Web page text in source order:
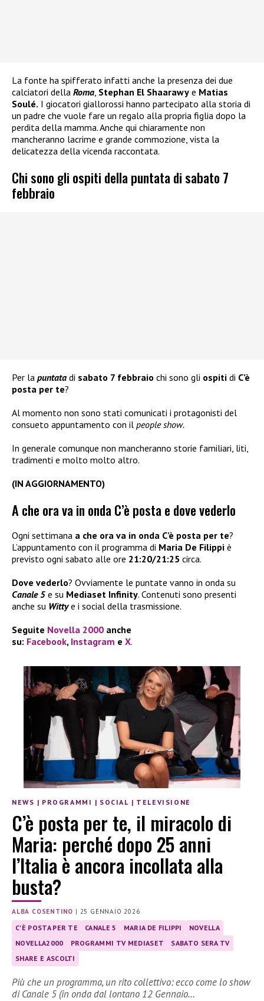
La fonte ha spifferato infatti anche la presenza dei due
calciatori della Roma Stephan El Shaarawy e Matias
Soulé. I giocatori giallorossi hanno partecipato alla storia di
un padre che vuole fare un regalo alla propria figlia dopo la
perdita della mamma. Anche qui chiaramente non
mancheranno lacrime e grande commozione, vista la
delicatezza della vicenda raccontata.
Chi sono gli ospiti della puntata di sabato 7
febbraio
Per la puntata di sabato 7 febbraio chi sono gli ospiti di C’è
posta per te?
Al momento non sono stati comunicati i protagonisti del
consueto appuntamento con il people show.
In generale comunque non mancheranno storie familiari, liti,
tradimenti e molto molto altro.
(IN AGGIORNAMENTO)
A che ora va in onda C’è posta e dove vederlo
Ogni settimana a che ora va in onda C’è posta per te?
L’appuntamento con il programma di Maria De Filippi è
previsto ogni sabato alle ore 21:20/21:25 circa.
Dove vederlo? Ovviamente le puntate vanno in onda su
Canale 5 e su Mediaset Infinity. Contenuti sono presenti
anche su Wittye i social della trasmissione.
Seguite Novella 2000 anche
su: Facebook, Instagram e X.
NEWS | PROGRAMMI | SOCIAL | TELEVISIONE
C’è posta per te, il miracolo di
Maria: perché dopo 25 anni
l’Italia è ancora incollata alla
busta?
ALBA COSENTINO | 25 GENNAIO 2026
C'È POSTA PER TE CANALE 5 MARIA DE FILIPPI
NOVELLA
NOVELLA2000
PROGRAMMI TV MEDIASET
SABATO SERA TV
SHARE E ASCOLTI
Più che un programma, un rito collettivo: ecco come lo show
di Canale 5 (in onda dal lontano 12 Gennaio…